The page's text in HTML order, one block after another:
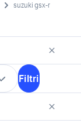
suzuki gsx-r
Filtri